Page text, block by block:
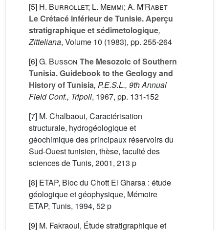
[5] H. Burrollet; L. Memmi; A. M'Rabet
Le Crétacé inférieur de Tunisie. Aperçu
stratigraphique et sédimetologique,
Zitteliana, Volume 10 (1983), pp. 255-264
[6]G. Busson The Mesozoic of Southern
Tunisia. Guidebook to the Geology and
History of Tunisia, P.E.S.L., 9th Annual
Field Conf., Tripoli, 1967, pp. 131-152
[7] M. Chalbaoui, Caractérisation
structurale, hydrogéologique et
géochimique des principaux réservoirs du
Sud-Ouest tunisien, thèse, faculté des
sciences de Tunis, 2001, 213 p
[8] ETAP, Bloc du Chott El Gharsa : étude
géologique et géophysique, Mémoire
ETAP, Tunis, 1994, 52 p
[9] M. Fakraoui, Étude stratigraphique et